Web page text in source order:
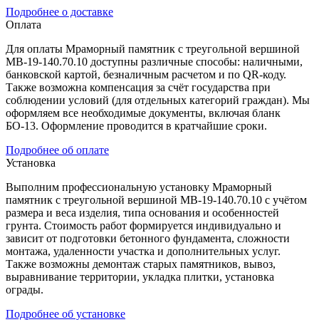
Подробнее о доставке
Оплата
Для оплаты Мраморный памятник с треугольной вершиной
МВ-19-140.70.10 доступны различные способы: наличными,
банковской картой, безналичным расчетом и по QR-коду.
Также возможна компенсация за счёт государства при
соблюдении условий (для отдельных категорий граждан). Мы
оформляем все необходимые документы, включая бланк
БО-13. Оформление проводится в кратчайшие сроки.
Подробнее об оплате
Установка
Выполним профессиональную установку Мраморный
памятник с треугольной вершиной МВ-19-140.70.10 с учётом
размера и веса изделия, типа основания и особенностей
грунта. Стоимость работ формируется индивидуально и
зависит от подготовки бетонного фундамента, сложности
монтажа, удаленности участка и дополнительных услуг.
Также возможны демонтаж старых памятников, вывоз,
выравнивание территории, укладка плитки, установка
ограды.
Подробнее об установке